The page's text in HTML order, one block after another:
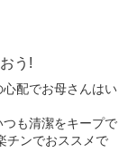
う!
配でお母さんはい
も清潔をキープで
チンでおススメで